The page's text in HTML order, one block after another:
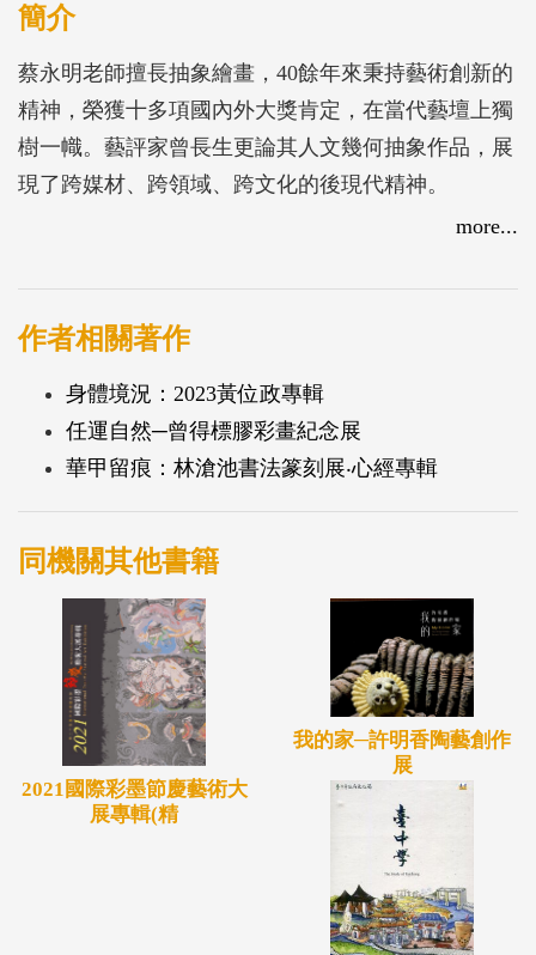
簡介
蔡永明老師擅長抽象繪畫，40餘年來秉持藝術創新的
精神，榮獲十多項國內外大獎肯定，在當代藝壇上獨
樹一幟。藝評家曾長生更論其人文幾何抽象作品，展
現了跨媒材、跨領域、跨文化的後現代精神。
蔡老師的創作發想，大部份來自當下現實的生活寫
照。他的作品企圖轉譯象徵的圖像語彙，將抽象、具
象、半具象及不同向度的辯證融於形象、色彩之中，
理想的建構充滿期許，除展現強烈的個人化藝術語
彙，也反映出深刻的當代性與人文內涵。
本次在大墩文化中心的個展，精選近期約50多件創
作，作品包含抽象、意象、超現實等形式，透過線條
和明確的塊面，以清純質樸的色彩平塗、簡約的造型
more...
作者相關著作
身體境況：2023黃位政專輯
任運自然─曾得標膠彩畫紀念展
華甲留痕：林滄池書法篆刻展‧心經專輯
同機關其他書籍
2021國際彩墨節慶藝術大
展專輯(精
我的家─許明香陶藝創作
展